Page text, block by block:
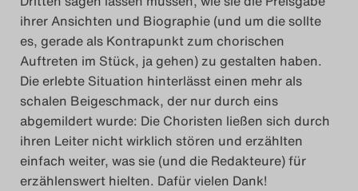
Archiv
Impressum
Nutzungsbedingungen
Search
ihrer Ansichten und Biographie (und um die sollte
es, gerade als Kontrapunkt zum chorischen
Auftreten im Stück, ja gehen) zu gestalten haben.
Die erlebte Situation hinterlässt einen mehr als
schalen Beigeschmack, der nur durch eins
abgemildert wurde: Die Choristen ließen sich durch
ihren Leiter nicht wirklich stören und erzählten
einfach weiter, was sie (und die Redakteure) für
erzählenswert hielten. Dafür vielen Dank!